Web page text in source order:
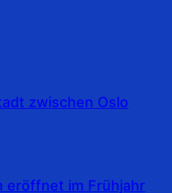
zwischen Oslo
eröffnet im Frühjahr